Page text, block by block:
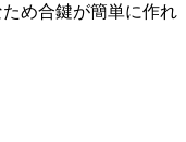
め合鍵が簡単に作れ